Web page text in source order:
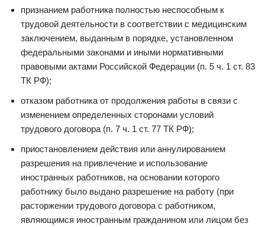
признанием работника полностью неспособным к
трудовой деятельности в соответствии с медицинским
заключением, выданным в порядке, установленном
федеральными законами и иными нормативными
правовыми актами Российской Федерации (п. 5 ч. 1 ст. 83
ТК РФ);
отказом работника от продолжения работы в связи с
изменением определенных сторонами условий
трудового договора (п. 7 ч. 1 ст. 77 ТК РФ);
приостановлением действия или аннулированием
разрешения на привлечение и использование
иностранных работников, на основании которого
работнику было выдано разрешение на работу (при
расторжении трудового договора с работником,
являющимся иностранным гражданином или лицом без